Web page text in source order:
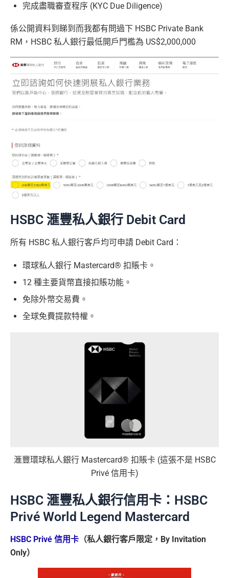
完成盡職審查程序 (KYC Due Diligence)
係公開資料到睇到而我都有問過下 HSBC Private Bank
RM，HSBC 私人銀行最低開戶門檻為 US$2,000,000
HSBC 滙豐私人銀行 Debit Card
所有 HSBC 私人銀行客戶均可申請 Debit Card：
環球私人銀行 Mastercard® 扣賬卡。
12 種主要貨幣直接扣賬功能。
免除外幣交易費。
全球免費提款特權。
滙豐環球私人銀行 Mastercard® 扣賬卡 (這張不是 HSBC
Privé 信用卡)
HSBC 滙豐私人銀行信用卡：HSBC
Privé World Legend Mastercard
HSBC Privé 信用卡 （私人銀行客戶限定，By Invitation
Only）